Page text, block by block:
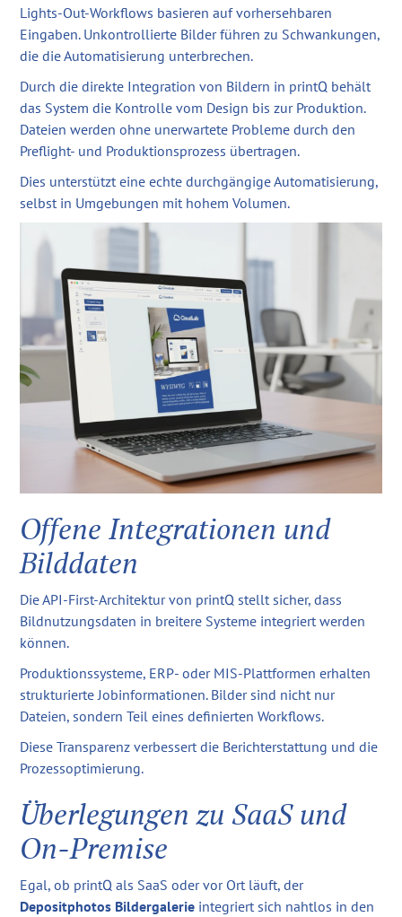
Lights-Out-Workflows basieren auf vorhersehbaren
Eingaben. Unkontrollierte Bilder führen zu Schwankungen,
die die Automatisierung unterbrechen.
Durch die direkte Integration von Bildern in printQ behält
das System die Kontrolle vom Design bis zur Produktion.
Dateien werden ohne unerwartete Probleme durch den
Preflight- und Produktionsprozess übertragen.
Dies unterstützt eine echte durchgängige Automatisierung,
selbst in Umgebungen mit hohem Volumen.
Offene Integrationen und
Bilddaten
Die API-First-Architektur von printQ stellt sicher, dass
Bildnutzungsdaten in breitere Systeme integriert werden
können.
Produktionssysteme, ERP- oder MIS-Plattformen erhalten
strukturierte Jobinformationen. Bilder sind nicht nur
Dateien, sondern Teil eines definierten Workflows.
Diese Transparenz verbessert die Berichterstattung und die
Prozessoptimierung.
Überlegungen zu SaaS und
On-Premise
Egal, ob printQ als SaaS oder vor Ort läuft, der
Depositphotos Bildergalerie integriert sich nahtlos in den